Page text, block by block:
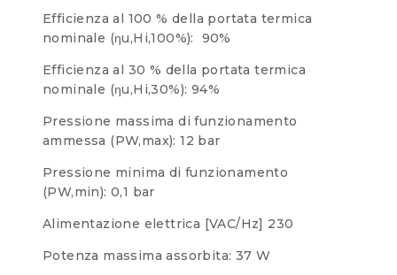
Efficienza al 100 % della portata termica
nominale (ηu,Hi,100%): 90%
Efficienza al 30 % della portata termica
nominale (ηu,Hi,30%): 94%
Pressione massima di funzionamento
ammessa (PW,max): 12 bar
Pressione minima di funzionamento
(PW,min): 0,1 bar
Alimentazione elettrica [VAC/Hz] 230
Potenza massima assorbita: 37 W